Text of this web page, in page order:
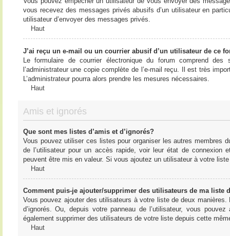
vous recevez des messages privés abusifs d’un utilisateur en
utilisateur d’envoyer des messages privés.
Haut
J’ai reçu un e-mail ou un courrier abusif d’un utilisateur de ce
Le formulaire de courrier électronique du forum comprend
l’administrateur une copie complète de l’e-mail reçu. Il est très
L’administrateur pourra alors prendre les mesures nécessaires.
Haut
Amis et ignorés
Que sont mes listes d’amis et d’ignorés?
Vous pouvez utiliser ces listes pour organiser les autres membres
de l’utilisateur pour un accès rapide, voir leur état de connexion
peuvent être mis en valeur. Si vous ajoutez un utilisateur à votre
Haut
Comment puis-je ajouter/supprimer des utilisateurs de ma liste
Vous pouvez ajouter des utilisateurs à votre liste de deux
d’ignorés. Ou, depuis votre panneau de l’utilisateur, vous
également supprimer des utilisateurs de votre liste depuis cette
Haut